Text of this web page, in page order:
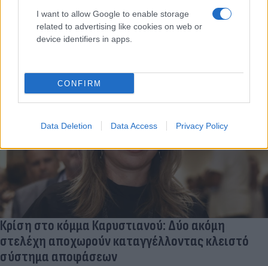
I want to allow Google to enable storage
related to advertising like cookies on web or
device identifiers in apps.
CONFIRM
Data Deletion Data Access Privacy Policy
ΠΑΟΚ - Άντερλεχτ 0-1: «Πλήρωσε» το γρήγορο
γκολ και την αστοχία του από την άσπρη βούλα
06.08.2026
Κρίση στο κόμμα Καρυστιανού: Δύο ακόμη
στελέχη αποχωρούν καταγγέλλοντας κλειστό
σύστημα αποφάσεων